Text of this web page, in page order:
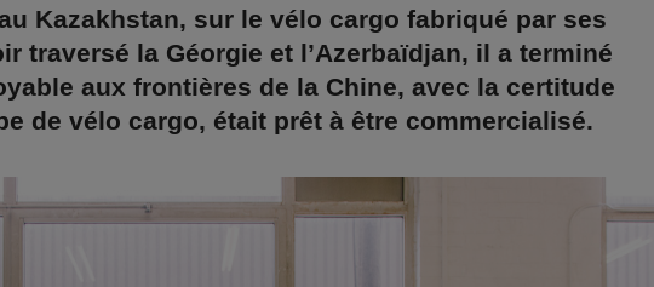
Kazakhstan, sur le vélo cargo fabriqué par ses
traversé la Géorgie et l’Azerbaïdjan, il a terminé
aux frontières de la Chine, avec la certitude
de vélo cargo, était prêt à être commercialisé.